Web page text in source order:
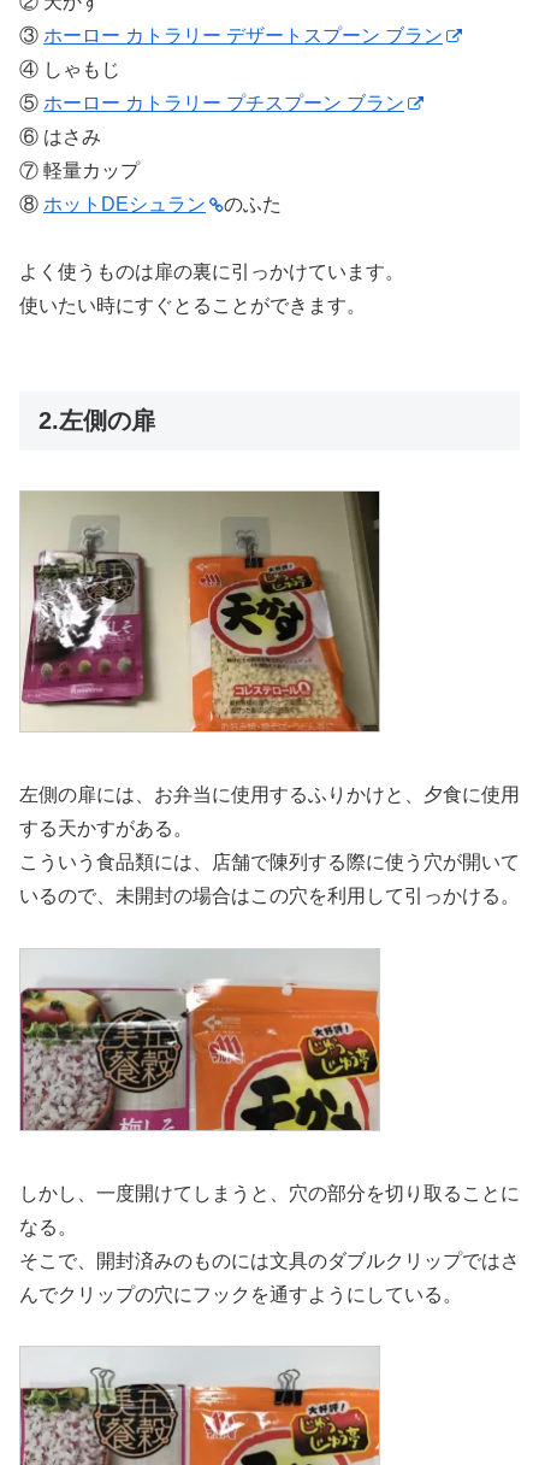
③ ホーロー カトラリー デザートスプーン ブラン
④ しゃもじ
⑤ ホーロー カトラリー プチスプーン ブラン
⑥ はさみ
⑦ 軽量カップ
⑧ ホットDEシュラン のふた
よく使うものは扉の裏に引っかけています。
使いたい時にすぐとることができます。
2.左側の扉
左側の扉には、お弁当に使用するふりかけと、夕食に使用
する天かすがある。
こういう食品類には、店舗で陳列する際に使う穴が開いて
いるので、未開封の場合はこの穴を利用して引っかける。
しかし、一度開けてしまうと、穴の部分を切り取ることに
なる。
そこで、開封済みのものには文具のダブルクリップではさ
んでクリップの穴にフックを通すようにしている。